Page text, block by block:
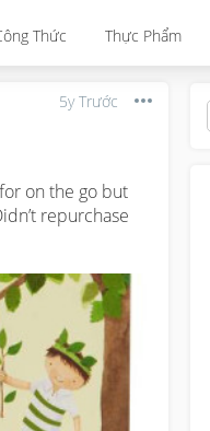
Thức Thực Phẩm
5y Trước
on the go but
repurchase